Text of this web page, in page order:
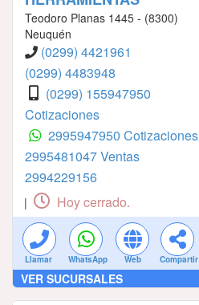
Teodoro Planas 1445 - (8300)
Neuquén
(0299) 4421961
(0299) 4483948
(0299) 155947950
Cotizaciones
2995947950 Cotizaciones
2995481047 Ventas
2994229156
| Hoy cerrado.
Llamar WhatsApp Web Compartir
VER SUCURSALES